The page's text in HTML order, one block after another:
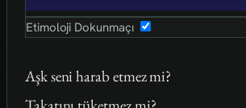
Etimoloji Dokunmaçı
Aşk seni harab etmez mi?